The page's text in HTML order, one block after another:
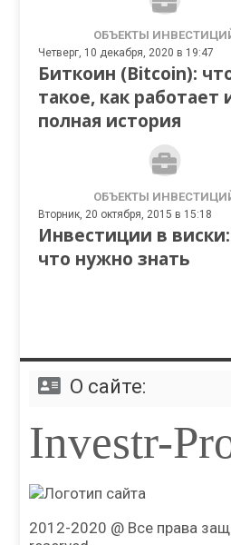
ОБЪЕКТЫ
Четверг, 10 декабря, 2020 в 19:47
Биткоин (Bitcoin):
такое, как работает
полная история
ОБЪЕКТЫ
Вторник, 20 октября, 2015 в 15:18
Инвестиции в
что нужно знать
О сайте:
Investr-
2012-2020 @ Все права